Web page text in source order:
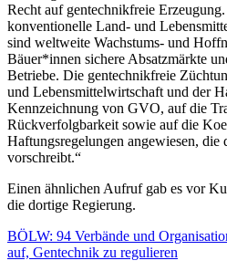
Recht auf gentechnikfreie
konventionelle Land- und
sind weltweite Wachstums- und
Bäuer*innen sichere Absatzmärkte
Betriebe. Die gentechnikfreie
und Lebensmittelwirtschaft und der
Kennzeichnung von GVO, auf die
Rückverfolgbarkeit sowie auf die
Haftungsregelungen angewiesen, die
vorschreibt.“
Einen ähnlichen Aufruf gab es vor
die dortige Regierung.
BÖLW: 94 Verbände und
auf, Gentechnik zu regulieren